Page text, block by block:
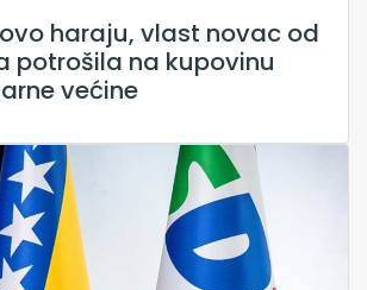
haraju, vlast novac od
potrošila na kupovinu
većine